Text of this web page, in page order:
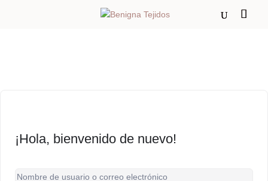
¡Hola, bienvenido de nuevo!